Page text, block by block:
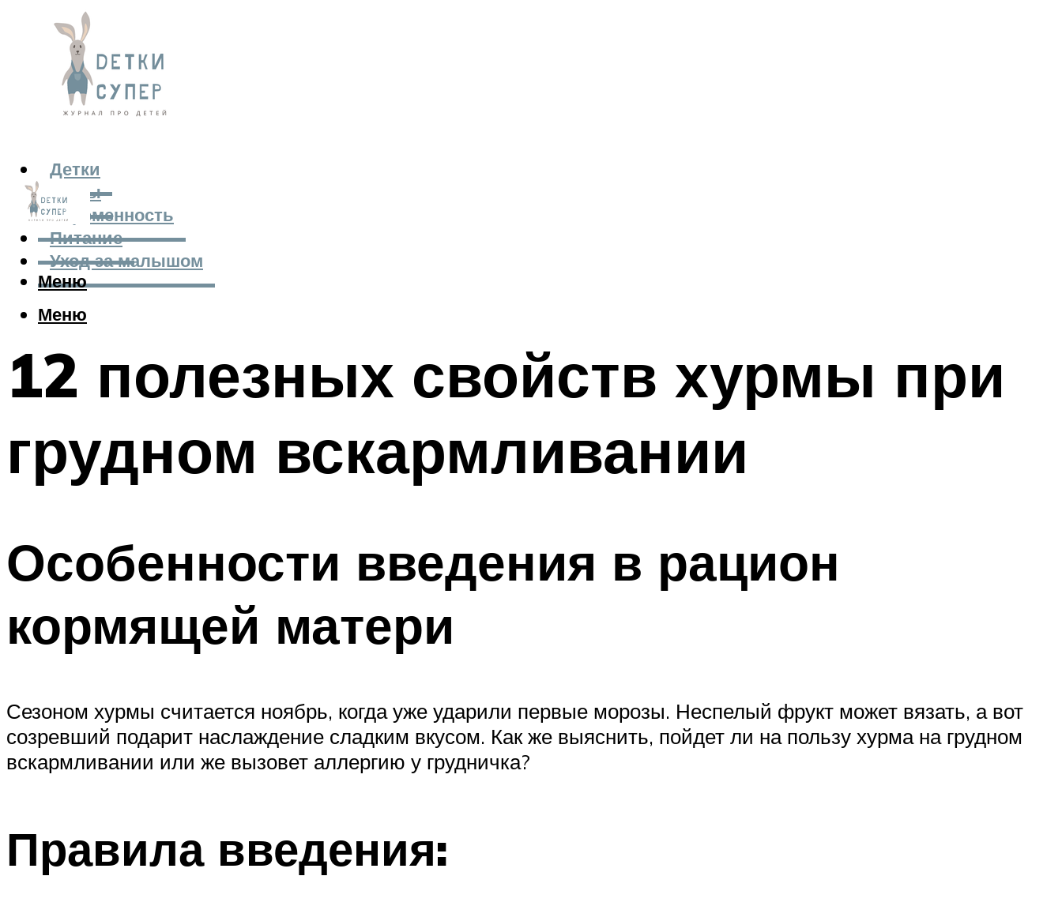
Детки
Мамы
Беременность
Питание
Уход за малышом
Меню
Меню
12 полезных свойств хурмы при
грудном вскармливании
Особенности введения в рацион
кормящей матери
Сезоном хурмы считается ноябрь, когда уже ударили первые морозы. Неспелый фрукт может вязать, а вот
созревший подарит наслаждение сладким вкусом. Как же выяснить, пойдет ли на пользу хурма на грудном
вскармливании или же вызовет аллергию у грудничка?
Правила введения: